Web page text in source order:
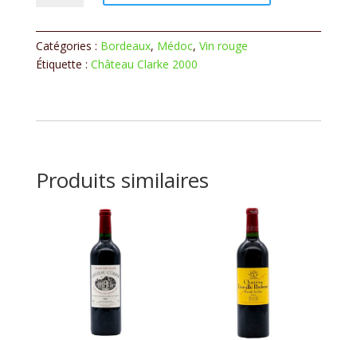
2000
Catégories : Bordeaux, Médoc, Vin rouge
Étiquette : Château Clarke 2000
Produits similaires